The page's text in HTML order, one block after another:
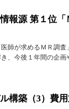
情報源 第１位
師が求めるＭＲ調
、今後１年間の企
構築（3）費